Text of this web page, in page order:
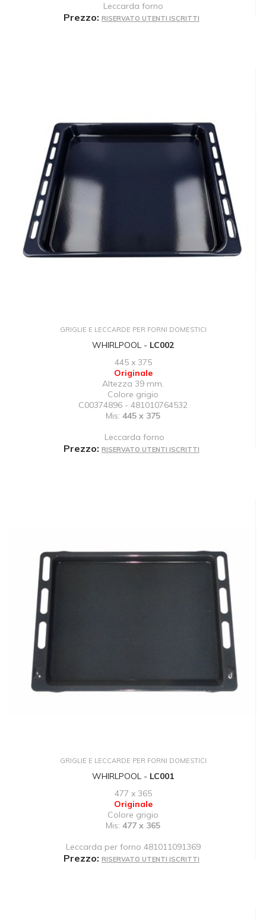
Leccarda forno
Prezzo: RISERVATO UTENTI ISCRITTI
GRIGLIE E LECCARDE PER FORNI DOMESTICI
WHIRLPOOL - LC002
445 x 375
Originale
Altezza 39 mm.
Colore grigio
C00374896 - 481010764532
Mis: 445 x 375
Leccarda forno
Prezzo: RISERVATO UTENTI ISCRITTI
GRIGLIE E LECCARDE PER FORNI DOMESTICI
WHIRLPOOL - LC001
477 x 365
Originale
Colore grigio
Mis: 477 x 365
Leccarda per forno 481011091369
Prezzo: RISERVATO UTENTI ISCRITTI